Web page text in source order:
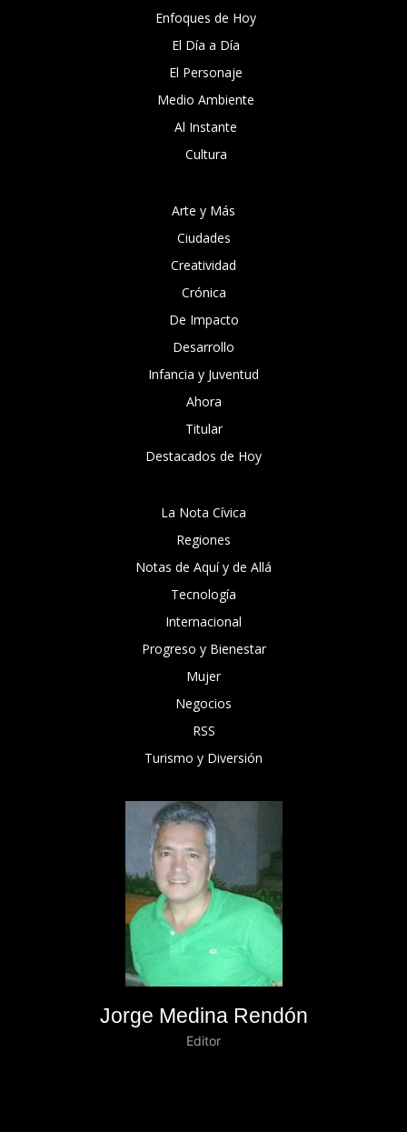
Enfoques de Hoy
El Día a Día
El Personaje
Medio Ambiente
Al Instante
Cultura
Arte y Más
Ciudades
Creatividad
Crónica
De Impacto
Desarrollo
Infancia y Juventud
Ahora
Titular
Destacados de Hoy
La Nota Cívica
Regiones
Notas de Aquí y de Allá
Tecnología
Internacional
Progreso y Bienestar
Mujer
Negocios
RSS
Turismo y Diversión
Jorge Medina Rendón
Editor